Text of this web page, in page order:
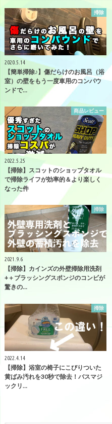
掃除
2020.5.14
【簡単掃除♪】傷だらけのお風呂（浴
室）の壁をもう一度車用のコンパウ
ンドで…
商品レビュー
2022.5.25
【掃除】スコットのショップタオル
で掃除ライフが効率的＆より楽しく
なった件
掃除
2021.9.6
【掃除】カインズの外壁掃除用洗剤
+＋ブラッシングスポンジのコンビが
驚きの…
掃除
2022.4.14
【掃除】浴室の椅子にこびりついた
黄ばみ汚れを30秒で除去！バスマジ
ックリ…